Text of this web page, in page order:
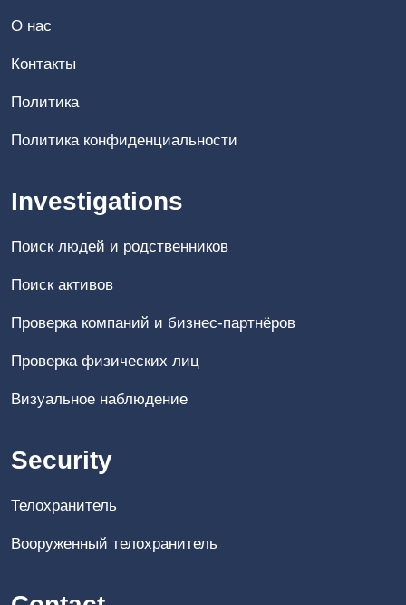
О нас
Контакты
Политика
Политика конфиденциальности
Investigations
Поиск людей и родственников
Поиск активов
Проверка компаний и бизнес-партнёров
Проверка физических лиц
Визуальное наблюдение
Security
Телохранитель
Вооруженный телохранитель